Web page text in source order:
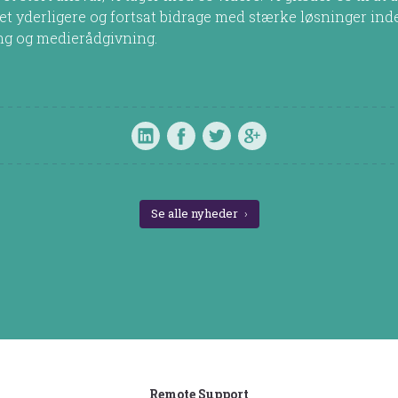
yderligere og fortsat bidrage med stærke løsninger
og medierådgivning.
Se alle nyheder
Remote Support